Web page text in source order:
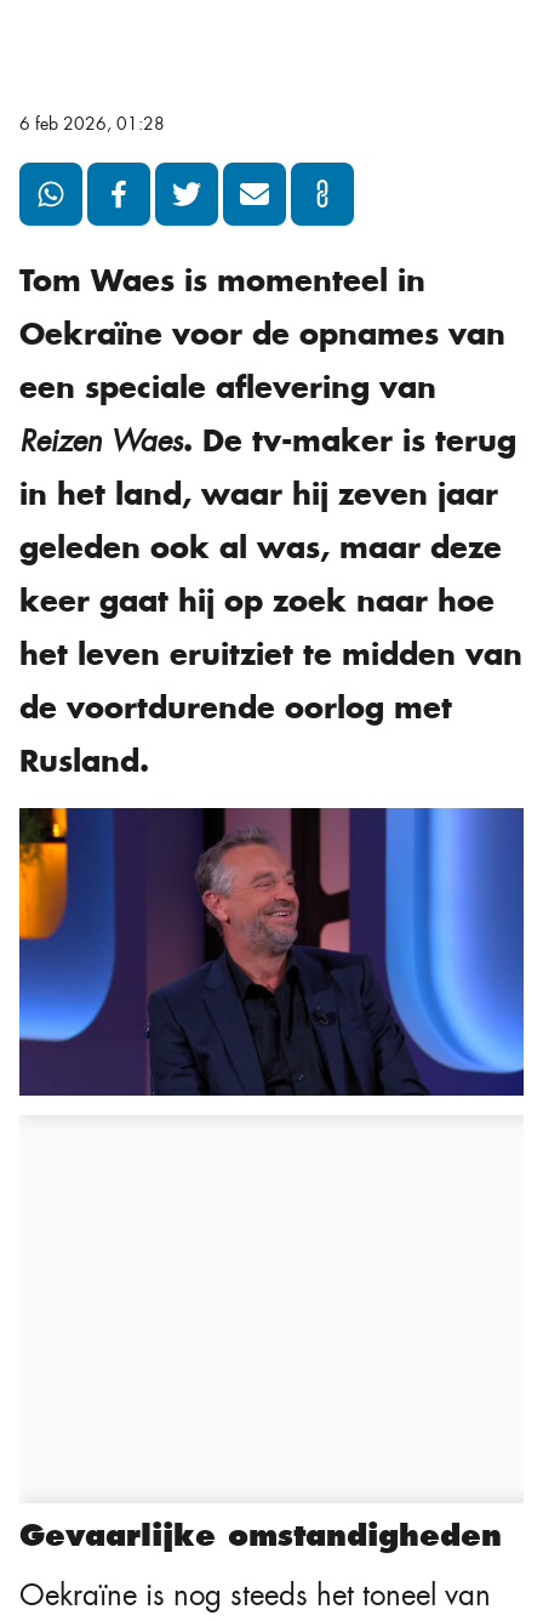
6 feb 2026, 01:28
Tom Waes is momenteel in
Oekraïne voor de opnames van
een speciale aflevering van
Reizen Waes. De tv-maker is terug
in het land, waar hij zeven jaar
geleden ook al was, maar deze
keer gaat hij op zoek naar hoe
het leven eruitziet te midden van
de voortdurende oorlog met
Rusland.
Gevaarlijke omstandigheden
Oekraïne is nog steeds het toneel van